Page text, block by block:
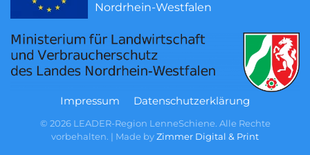
Nordrhein-Westfalen
Impressum Datenschutzerklärung
© 2026LEADER-Region LenneSchiene. Alle Rechte
vorbehalten. ǀ Made byZimmer Digital & Print